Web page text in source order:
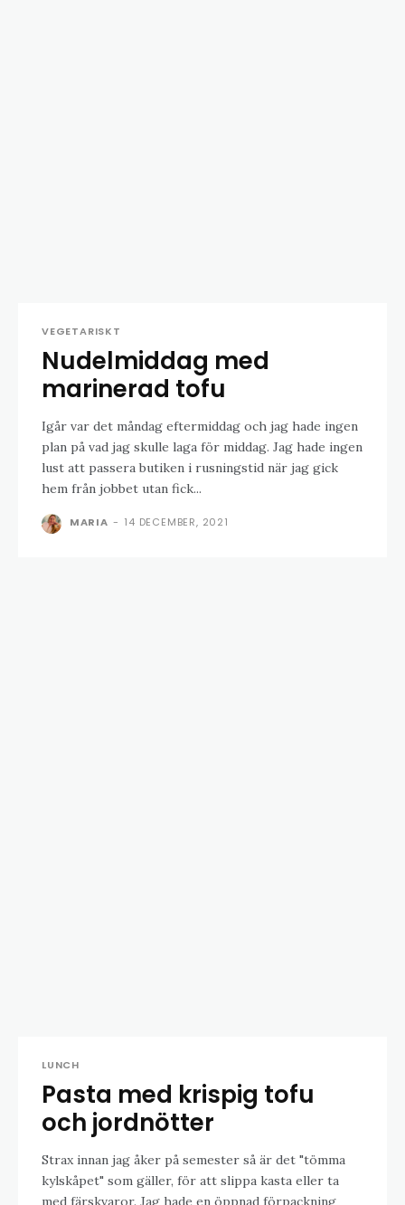
VEGETARISKT
Nudelmiddag med
marinerad tofu
Igår var det måndag eftermiddag och jag hade ingen
plan på vad jag skulle laga för middag. Jag hade ingen
lust att passera butiken i rusningstid när jag gick
hem från jobbet utan fick...
MARIA - 14 DECEMBER, 2021
LUNCH
Pasta med krispig tofu
och jordnötter
Strax innan jag åker på semester så är det "tömma
kylskåpet" som gäller, för att slippa kasta eller ta
med färskvaror. Jag hade en öppnad förpackning